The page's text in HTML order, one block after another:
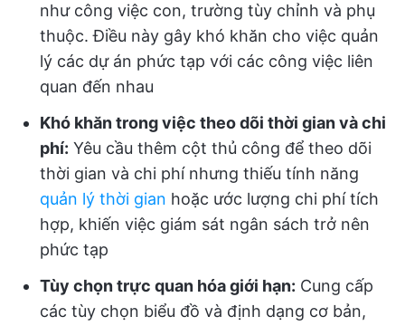
như công việc con, trường tùy chỉnh và phụ
thuộc. Điều này gây khó khăn cho việc quản
lý các dự án phức tạp với các công việc liên
quan đến nhau
Khó khăn trong việc theo dõi thời gian và chi
phí: Yêu cầu thêm cột thủ công để theo dõi
thời gian và chi phí nhưng thiếu tính năng
quản lý thời gian hoặc ước lượng chi phí tích
hợp, khiến việc giám sát ngân sách trở nên
phức tạp
Tùy chọn trực quan hóa giới hạn: Cung cấp
các tùy chọn biểu đồ và định dạng cơ bản,